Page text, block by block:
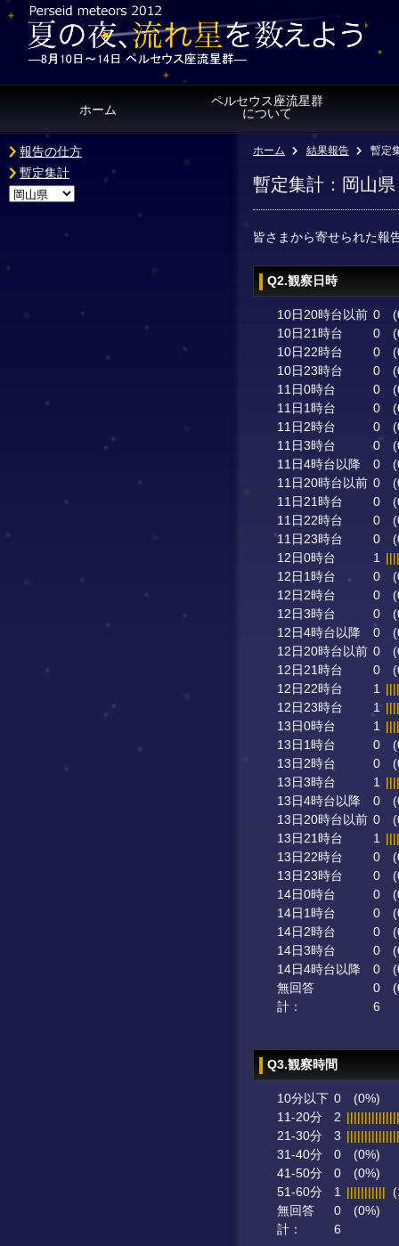
ホーム
ペルセウス座流星群
について
報告の仕方
暫定集計
ホーム 結果報告 暫定
暫定集計：岡山県
皆さまから寄せられた報
Q2.観察日時
10日20時台以前 0
10日21時台
0
10日22時台
0
10日23時台
0
11日0時台
0
11日1時台
0
11日2時台
0
11日3時台
0
11日4時台以降
0
11日20時台以前 0
11日21時台
0
11日22時台
0
11日23時台
0
12日0時台
1
12日1時台
0
12日2時台
0
12日3時台
0
12日4時台以降
0
12日20時台以前 0
12日21時台
0
12日22時台
1
12日23時台
1
13日0時台
1
13日1時台
0
13日2時台
0
13日3時台
1
13日4時台以降
0
13日20時台以前 0
13日21時台
1
13日22時台
0
13日23時台
0
14日0時台
0
14日1時台
0
14日2時台
0
14日3時台
0
14日4時台以降
0
無回答
0
計：
6
Q3.観察時間
10分以下 0
(0%)
11-20分
2
21-30分
3
31-40分
0
(0%)
41-50分
0
(0%)
51-60分
1 |||||||||||
無回答
0
(0%)
計：
6